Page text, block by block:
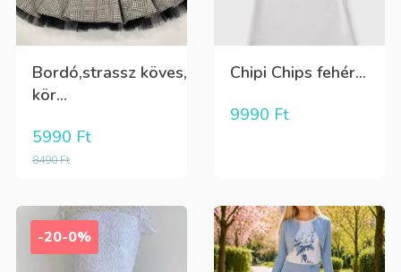
Bordó,strassz köves,
kör...
8490Ft
5990 Ft
Chipi Chips fehér...
9990 Ft
-20-0%